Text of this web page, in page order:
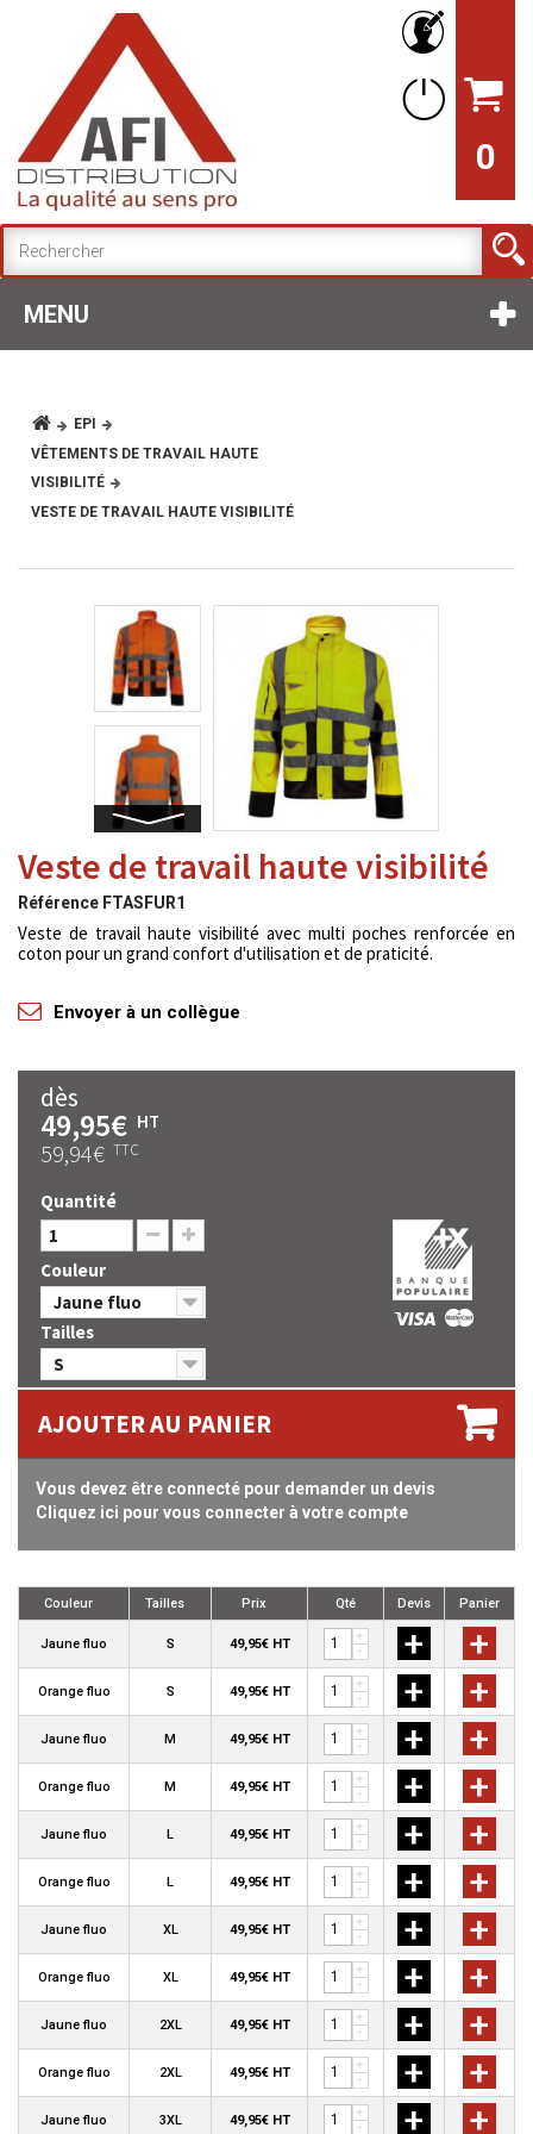
0
MENU
EPI
VÊTEMENTS DE TRAVAIL HAUTE
VISIBILITÉ
VESTE DE TRAVAIL HAUTE VISIBILITÉ
Veste de travail haute visibilité
Référence FTASFUR1
Veste de travail haute visibilité avec multi poches renforcée en
coton pour un grand confort d'utilisation et de praticité.
Envoyer à un collègue
dès
49,95€ HT
59,94€ TTC
Quantité
Couleur
Jaune fluo
Tailles
S
AJOUTER AU PANIER
Vous devez être connecté pour demander un devis
Cliquez ici pour vous connecter à votre compte
Couleur Tailles Prix Qté Devis Panier
Jaune fluo S 49,95€ HT
+
-
+ +
Orange fluo S 49,95€ HT
+
-
+ +
Jaune fluo M 49,95€ HT
+
-
+ +
Orange fluo M 49,95€ HT
+
-
+ +
Jaune fluo L 49,95€ HT
+
-
+ +
Orange fluo L 49,95€ HT
+
-
+ +
Jaune fluo XL 49,95€ HT
+
-
+ +
Orange fluo XL 49,95€ HT
+
-
+ +
Jaune fluo 2XL 49,95€ HT
+
-
+ +
Orange fluo 2XL 49,95€ HT
+
-
+ +
Jaune fluo 3XL 49,95€ HT
+
-
+ +